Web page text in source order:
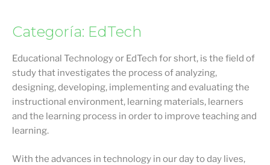
Categoría: EdTech
Educational Technology or EdTech for short, is the field of
study that investigates the process of analyzing,
designing, developing, implementing and evaluating the
instructional environment, learning materials, learners
and the learning process in order to improve teaching and
learning.
With the advances in technology in our day to day lives,